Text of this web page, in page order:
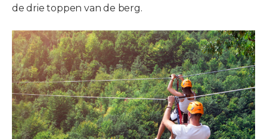
de drie toppen van de berg.